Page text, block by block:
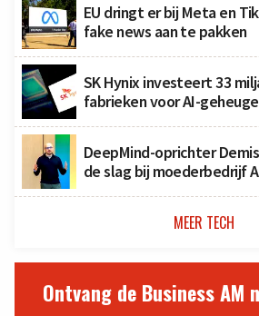
EU dringt er bij Meta en
fake news aan te pakken
SK Hynix investeert 33
fabrieken voor AI-
DeepMind-oprichter
de slag bij moederbedrijf
MEER TECH
Ontvang de Business AM